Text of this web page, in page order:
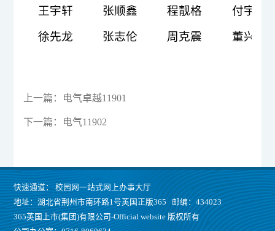
王宇轩
张顺鑫 程靓格
付宇恒
徐先龙
张志伦 周克震 董兴楚
上一篇： 电气卓越11901
下一篇： 电气11902
快速通道：
校园网一站式网上办事大厅
地址：湖北省荆州市南环路1号英国正版365 邮编：434023
365英国上市(集团)有限公司-Official website 版权所有